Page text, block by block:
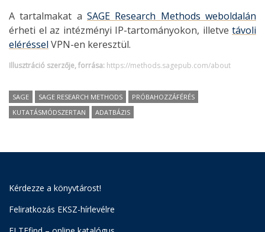
A tartalmakat a SAGE Research Methods weboldalán
érheti el az intézményi IP-tartományokon, illetve távoli
eléréssel VPN-en keresztül.
Illusztráció szerzője, forrása: https://methods.sagepub.com/about
SAGE SAGE RESEARCH METHODS
PRÓBAHOZZÁFÉRÉS
KUTATÁSMÓDSZERTAN
ADATBÁZIS
Kérdezze a könyvtárost!
Feliratkozás EKSZ-hírlevélre